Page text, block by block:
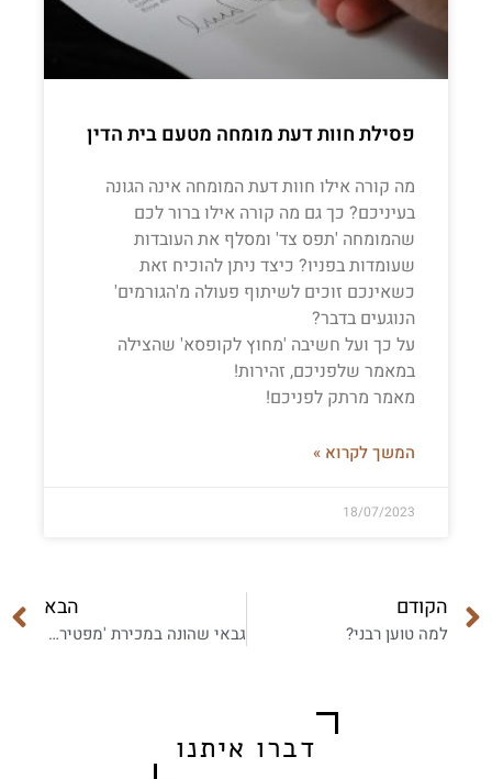
פסילת חוות דעת מומחה מטעם בית הדין
מה קורה אילו חוות דעת המומחה אינה הגונה
בעיניכם? כך גם מה קורה אילו ברור לכם
שהמומחה 'תפס צד' ומסלף את העובדות
שעומדות בפניו? כיצד ניתן להוכיח זאת
כשאינכם זוכים לשיתוף פעולה מ'הגורמים'
הנוגעים בדבר?
על כך ועל חשיבה 'מחוץ לקופסא' שהצילה
במאמר שלפניכם, זהירות!
מאמר מרתק לפניכם!
המשך לקרוא »
18/07/2023
הקודם
למה טוען רבני?
הבא
גבאי שהונה במכירת 'מפטיר יונה', המכירה תקפה?
דברו איתנו